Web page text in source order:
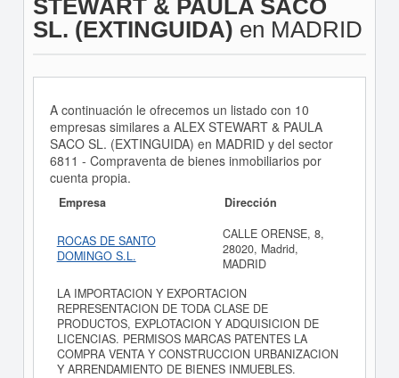
STEWART & PAULA SACO
SL. (EXTINGUIDA) en MADRID
A continuación le ofrecemos un listado con 10
empresas similares a ALEX STEWART & PAULA
SACO SL. (EXTINGUIDA) en MADRID y del sector
6811 - Compraventa de bienes inmobiliarios por
cuenta propia.
Empresa Dirección
ROCAS DE SANTO
DOMINGO S.L.
CALLE ORENSE, 8,
28020, Madrid,
MADRID
LA IMPORTACION Y EXPORTACION
REPRESENTACION DE TODA CLASE DE
PRODUCTOS, EXPLOTACION Y ADQUISICION DE
LICENCIAS. PERMISOS MARCAS PATENTES LA
COMPRA VENTA Y CONSTRUCCION URBANIZACION
Y ARRENDAMIENTO DE BIENES INMUEBLES.